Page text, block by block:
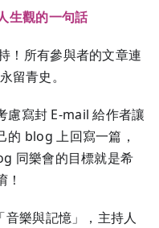
生觀的一句話
！所有參與者的文章連
留青史。
慮寫封 E-mail 給作者讓
的 blog 上回寫一篇，
同樂會的目標就是希
樂與記憶」，主持人